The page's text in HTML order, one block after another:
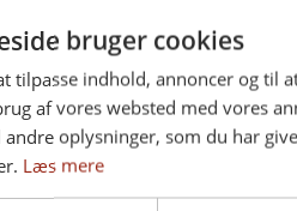
også indlogerer
synenergier mellem eleverne
og byder på 1820 nyopførte
bruger cookies
tilpasse indhold, annoncer og til
af vores websted med vores
oplysninger, som du har
Læs mere